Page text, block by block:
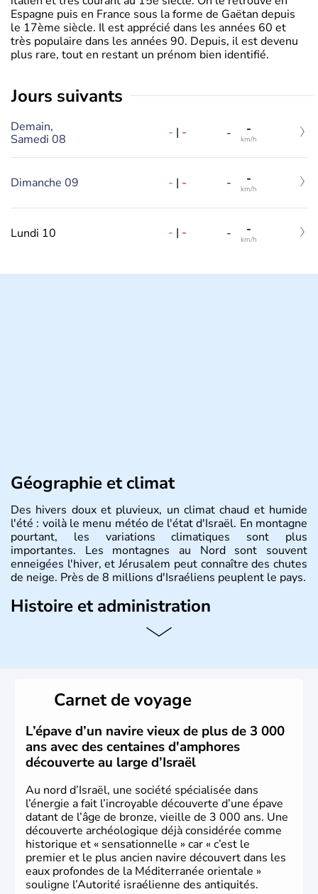
Espagne puis en France sous la forme de Gaëtan depuis
le 17ème siècle. Il est apprécié dans les années 60 et
très populaire dans les années 90. Depuis, il est devenu
plus rare, tout en restant un prénom bien identifié.
jours suivants
Demain,
Samedi 08
- | - - -
km/h
Dimanche 09 - | - - -
km/h
Lundi 10 - | - - -
km/h
Géographie et climat
Des hivers doux et pluvieux, un climat chaud et humide
l'été : voilà le menu météo de l'état d'Israël. En montagne
pourtant, les variations climatiques sont plus
importantes. Les montagnes au Nord sont souvent
enneigées l'hiver, et Jérusalem peut connaître des chutes
de neige. Près de 8 millions d'Israéliens peuplent le pays.
Histoire et administration
L'Israël est un état de la partie est de la Méditerranée,
vrai essor économique dans le domaine des nouvelles
Carnet de voyage
L’épave d’un navire vieux de plus de 3 000
ans avec des centaines d'amphores
découverte au large d’Israël
Au nord d’Israël, une société spécialisée dans
l’énergie a fait l’incroyable découverte d’une épave
datant de l’âge de bronze, vieille de 3 000 ans. Une
découverte archéologique déjà considérée comme
historique et « sensationnelle » car « c’est le
premier et le plus ancien navire découvert dans les
eaux profondes de la Méditerranée orientale »
souligne l’Autorité israélienne des antiquités.